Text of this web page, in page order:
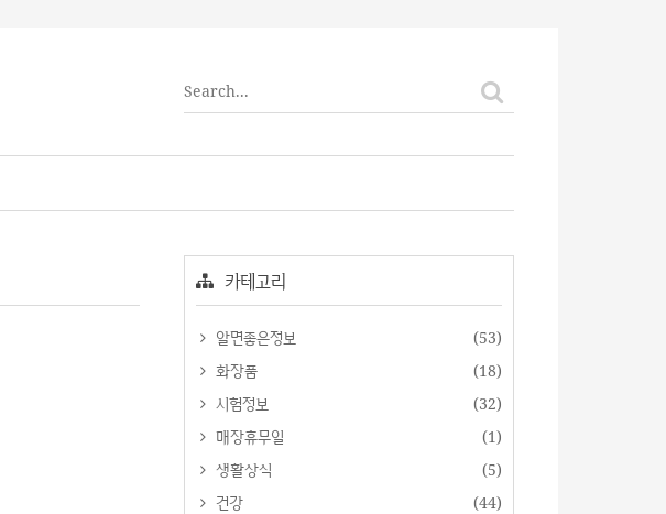
카테고리
알면좋은정보
(53)
화장품
(18)
시험정보
(32)
매장휴무일
(1)
생활상식
(5)
건강
(44)